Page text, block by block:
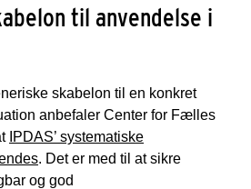
til anvendelse i
skabelon til en konkret
anbefaler Center for Fælles
IPDAS’ systematiske
. Det er med til at sikre
og god